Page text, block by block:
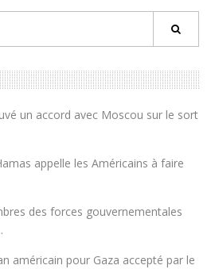
un accord avec Moscou sur le sort
appelle les Américains à faire
des forces gouvernementales
américain pour Gaza accepté par le